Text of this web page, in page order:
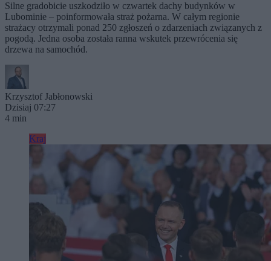
Silne gradobicie uszkodziło w czwartek dachy budynków w
Lubominie – poinformowała straż pożarna. W całym regionie
strażacy otrzymali ponad 250 zgłoszeń o zdarzeniach związanych z
pogodą. Jedna osoba została ranna wskutek przewrócenia się
drzewa na samochód.
Krzysztof Jabłonowski
Dzisiaj 07:27
4 min
Kraj